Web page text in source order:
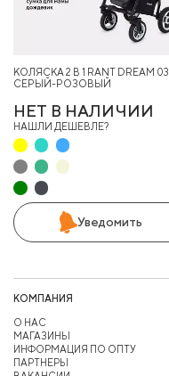
КОЛЯСКА 2 В 1 RANT DREAM 03
СЕРЫЙ-РОЗОВЫЙ
НЕТ В НАЛИЧИИ
НАШЛИ ДЕШЕВЛЕ?
Уведомить
КОМПАНИЯ
О НАС
МАГАЗИНЫ
ИНФОРМАЦИЯ ПО ОПТУ
ПАРТНЕРЫ